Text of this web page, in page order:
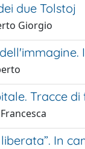
due Tolstoj
Giorgio
Tracce
In